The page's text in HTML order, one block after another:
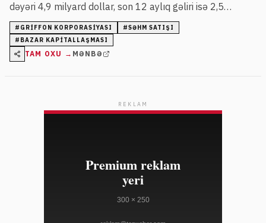
dəyəri 4,9 milyard dollar, son 12 aylıq gəliri isə 2,5
milyard dollar səviyyəsindədir.
# GRIFFON KORPORASIYASI #SƏHM SATIŞI
# BAZAR KAPITALLAŞMASI
TAM OXU → MƏNBƏ
REKLAM